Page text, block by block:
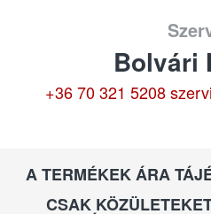
Bolvári
+36 70 321 5208
A TERMÉKEK ÁRA
CSAK